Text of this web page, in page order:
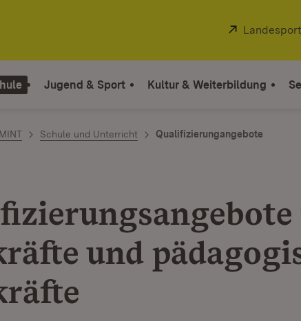
Extern:
Jugend & Sport Kultur & Weiterbildung
MINT Schule und Unterricht Qualifizierungangebote
und